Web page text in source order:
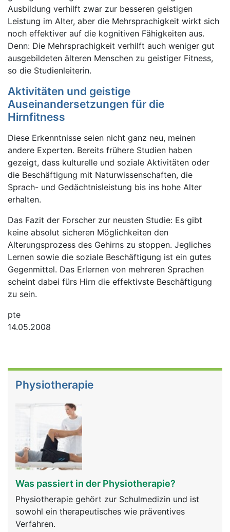
Ausbildung verhilft zwar zur besseren geistigen
Leistung im Alter, aber die Mehrsprachigkeit wirkt sich
noch effektiver auf die kognitiven Fähigkeiten aus.
Denn: Die Mehrsprachigkeit verhilft auch weniger gut
ausgebildeten älteren Menschen zu geistiger Fitness,
so die Studienleiterin.
Aktivitäten und geistige
Auseinandersetzungen für die
Hirnfitness
Diese Erkenntnisse seien nicht ganz neu, meinen
andere Experten. Bereits frühere Studien haben
gezeigt, dass kulturelle und soziale Aktivitäten oder
die Beschäftigung mit Naturwissenschaften, die
Sprach- und Gedächtnisleistung bis ins hohe Alter
erhalten.
Das Fazit der Forscher zur neusten Studie: Es gibt
keine absolut sicheren Möglichkeiten den
Alterungsprozess des Gehirns zu stoppen. Jegliches
Lernen sowie die soziale Beschäftigung ist ein gutes
Gegenmittel. Das Erlernen von mehreren Sprachen
scheint dabei fürs Hirn die effektivste Beschäftigung
zu sein.
pte
14.05.2008
Physiotherapie
Was passiert in der Physiotherapie?
Physiotherapie gehört zur Schulmedizin und ist
sowohl ein therapeutisches wie präventives
Verfahren.